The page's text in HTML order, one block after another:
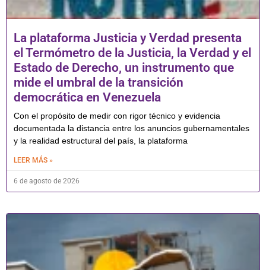
La plataforma Justicia y Verdad presenta
el Termómetro de la Justicia, la Verdad y el
Estado de Derecho, un instrumento que
mide el umbral de la transición
democrática en Venezuela
Con el propósito de medir con rigor técnico y evidencia
documentada la distancia entre los anuncios gubernamentales
y la realidad estructural del país, la plataforma
LEER MÁS »
6 de agosto de 2026